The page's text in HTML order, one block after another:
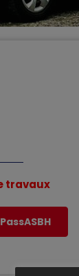
travaux